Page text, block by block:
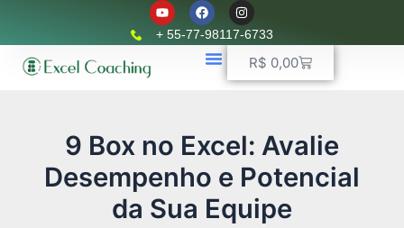
conteúdo
Y
o
u
t
F
a
c
e
b
o
I
n
s
t
r
+ 55-77-98117-6733
R$ 0,00Carrinho
9 Box no Excel: Avalie
Desempenho e Potencial
da Sua Equipe